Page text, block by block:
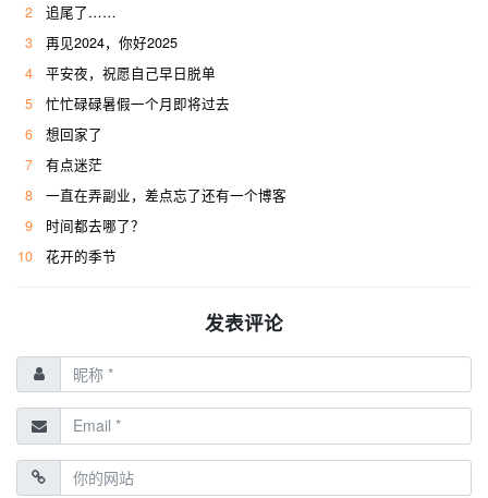
2
追尾了……
3
再见2024，你好2025
4
平安夜，祝愿自己早日脱单
5
忙忙碌碌暑假一个月即将过去
6
想回家了
7
有点迷茫
8
一直在弄副业，差点忘了还有一个博客
9
时间都去哪了？
10
花开的季节
发表评论